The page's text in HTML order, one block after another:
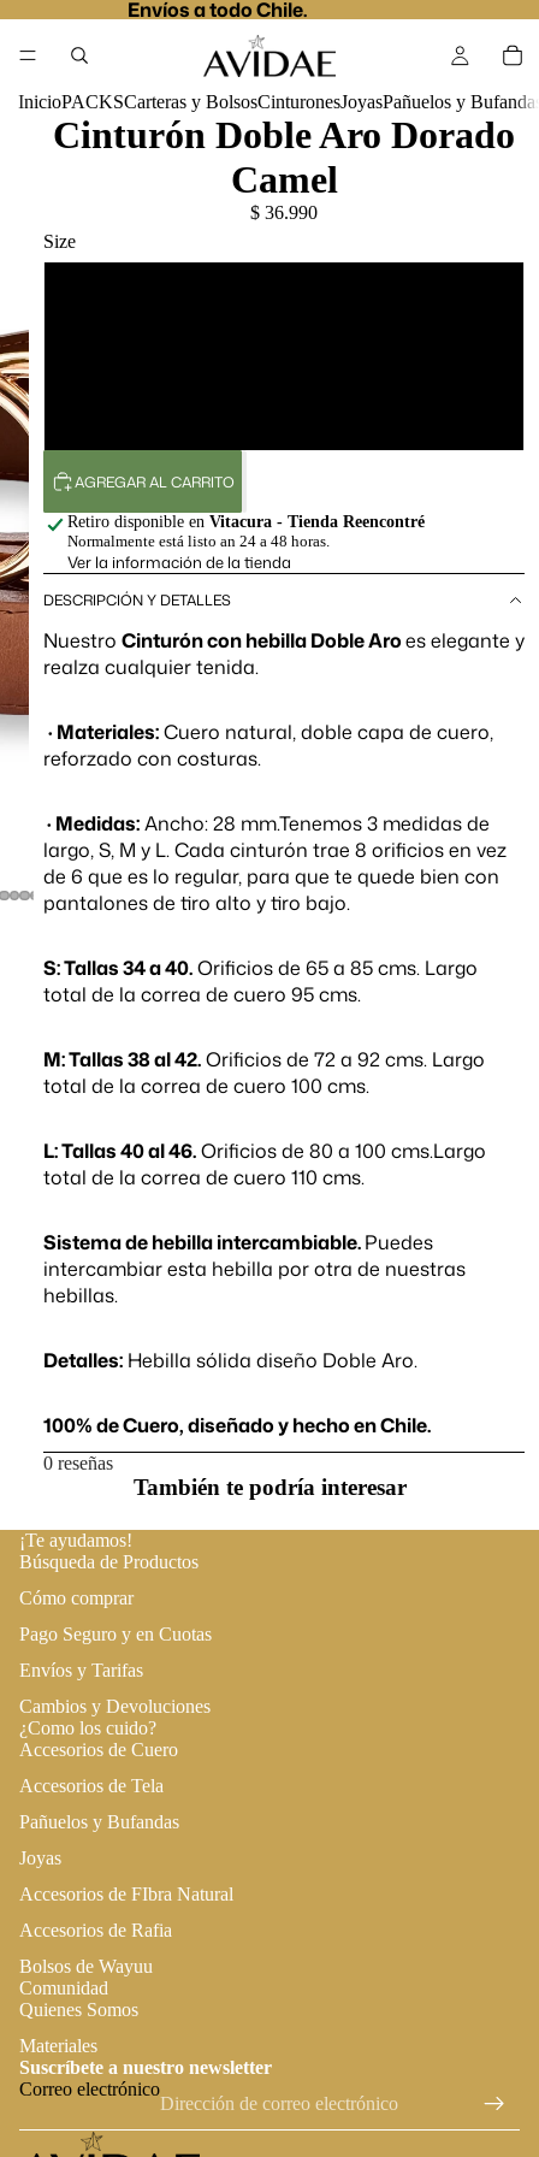
Envíos a todo Chile.
InicioPACKSCarteras y BolsosCinturonesJoyasPañuelos y
Cinturón Doble Aro Dorado
Camel
$ 36.990
Size
AGREGAR AL CARRITO
Retiro disponible en Vitacura - Tienda Reencontré
Normalmente está listo an 24 a 48 horas.
Ver la información de la tienda
DESCRIPCIÓN Y DETALLES
Nuestro Cinturón con hebilla Doble Aroes elegante y
realza cualquier tenida.
· Materiales:Cuero natural, doble capa de cuero,
reforzado con costuras.
· Medidas:Ancho: 28 mm.Tenemos 3 medidas de
largo, S, M y L. Cada cinturón trae 8 orificios en vez
de 6 que es lo regular, para que te quede bien con
pantalones de tiro alto y tiro bajo.
S: Tallas 34 a 40.Orificios de 65 a 85 cms. Largo
total de la correa de cuero 95 cms.
M: Tallas 38 al 42.Orificios de 72 a 92 cms. Largo
total de la correa de cuero 100 cms.
L: Tallas 40 al 46.Orificios de 80 a 100 cms.Largo
total de la correa de cuero 110 cms.
Sistema de hebilla intercambiable.Puedes
intercambiar esta hebilla por otra de nuestras
hebillas.
Detalles: Hebilla sólida diseño Doble Aro.
100% de Cuero, diseñado y hecho en Chile.
0 reseñas
También te podría interesar
¡Te ayudamos!
Búsqueda de Productos
Cómo comprar
Pago Seguro y en Cuotas
Envíos y Tarifas
Cambios y Devoluciones
¿Como los cuido?
Accesorios de Cuero
Accesorios de Tela
Pañuelos y Bufandas
Joyas
Accesorios de FIbra Natural
Accesorios de Rafia
Bolsos de Wayuu
Comunidad
Quienes Somos
Materiales
Suscríbete a nuestro newsletter
Correo electrónico
Términos del servicio
Política de reembolso